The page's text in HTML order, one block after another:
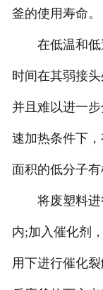
釜的使用寿命。
在低温和低
时间在其弱接
并且难以进一
速加热条件下
面积的低分子
将废塑料进
内;加入催化剂
用下进行催化